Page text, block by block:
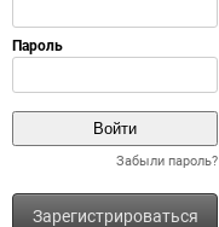
Забыли пароль?
Зарегистрироваться